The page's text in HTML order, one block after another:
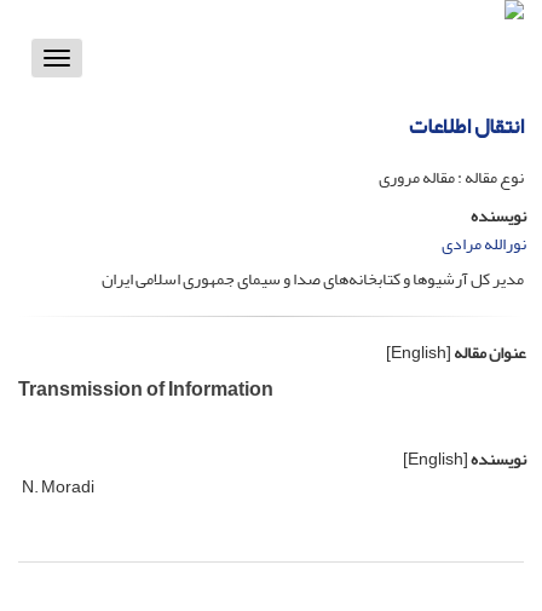
Toggle
انتقال اطلاعات
نوع مقاله : مقاله مروری
نویسنده
نورالله مرادی
مدیر کل آرشیوها و کتابخانه‌های صدا و سیمای جمهوری اسلامی ایران
عنوان مقاله[English]
Transmission of Information
نویسنده[English]
N. Moradi